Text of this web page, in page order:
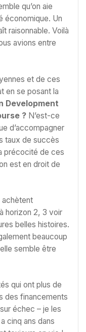
qu’on aie
économique. Un
raisonnable. Voilà
avions entre
et de ces
en se posant la
Development
? N’est-ce
d’accompagner
taux de succès
précocité de ces
est en droit de
achètent
horizon 2, 3 voir
belles histoires.
beaucoup
semble être
qui ont plus de
des financements
échec – je les
cinq ans dans